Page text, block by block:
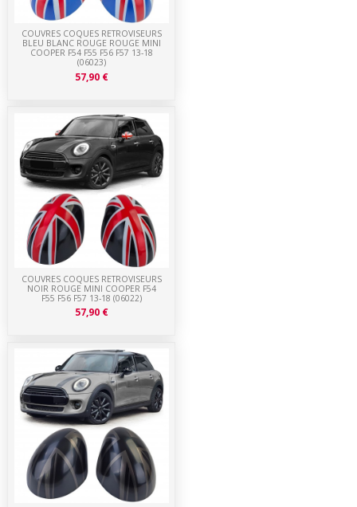
COUVRES COQUES RETROVISEURS
NOIR ROUGE MINI COOPER F54
F55 F56 F57 13-18 (06022)
57,90 €
COUVRES COQUES RETROVISEURS
BLEU BLANC ROUGE ROUGE MINI
COOPER F54 F55 F56 F57 13-18
(06023)
57,90 €